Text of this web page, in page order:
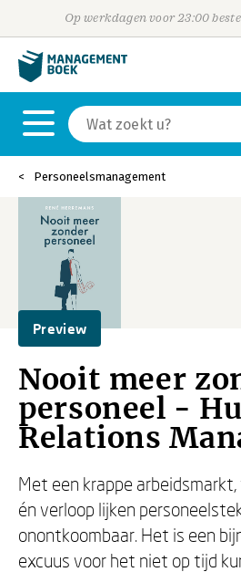
Op werkdagen voor 23:00
Personeelsmanagement
Preview
Nooit meer
personeel -
Relations
Met een krappe
én verloop lijken
onontkoombaar. Het is een
excuus voor het niet op tijd